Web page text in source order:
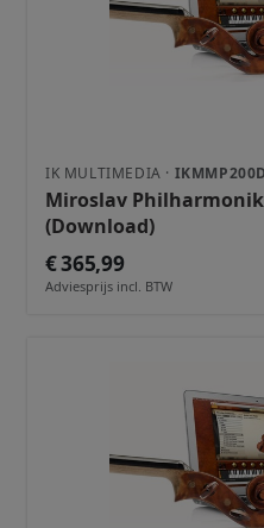
IK MULTIMEDIA ·
Miroslav Philharmonik
(Download)
€ 365,99
Adviesprijs incl. BTW